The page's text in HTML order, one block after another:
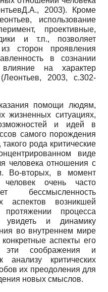
2003). Кроме
использование
проективные,
и т.п., позволяет
сторон проявления
в сознании
на характер
2003, с.302-
помощи людям,
жизненных ситуациях,
и идей в
самого порождения
рода критические
виде
человека отношения с
Во-вторых, в момент
очень часто
бессмысленность
аспектов возникшей
процесса
увидеть и динамику
во внутреннем мире
аспекты его
эти соображения и
критических
их преодоления для
новых смыслов.